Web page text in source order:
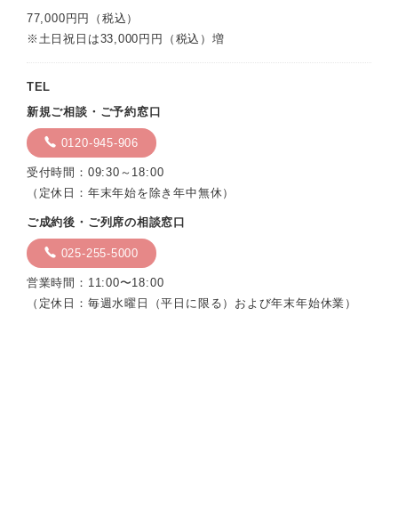
77,000円円（税込）
※土日祝日は33,000円円（税込）増
TEL
新規ご相談・ご予約窓口
0120-945-906
受付時間：09:30～18:00
（定休日：年末年始を除き年中無休）
ご成約後・ご列席の相談窓口
025-255-5000
営業時間：11:00〜18:00
（定休日：毎週水曜日（平日に限る）および年末年始休業）